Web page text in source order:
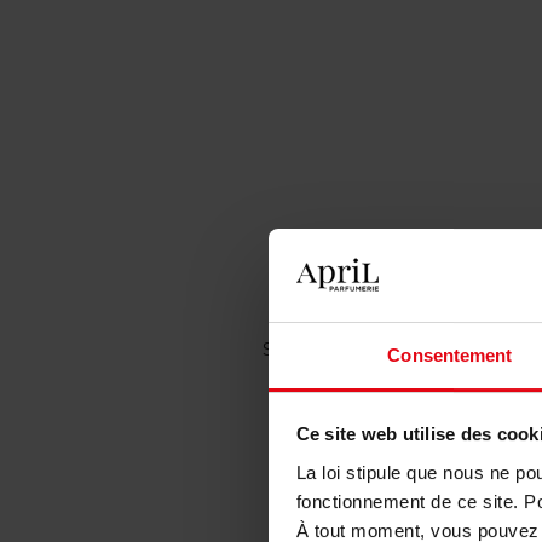
Consentement
Ce site web utilise des
La loi stipule que nous ne
fonctionnement de ce site.
À tout moment, vous
Site Internet: www.april-
l'achat, la vente en détail et
tout